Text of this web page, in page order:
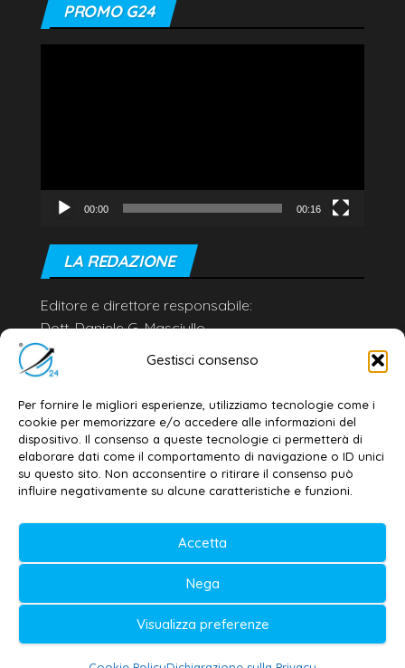
Gestisci consenso
Per fornire le migliori esperienze, utilizziamo tecnologie come i
cookie per memorizzare e/o accedere alle informazioni del
dispositivo. Il consenso a queste tecnologie ci permetterà di
elaborare dati come il comportamento di navigazione o ID unici
su questo sito. Non acconsentire o ritirare il consenso può
influire negativamente su alcune caratteristiche e funzioni.
Accetta
Nega
Visualizza preferenze
PROMO G24
00:00 00:16
LA REDAZIONE
Editore e direttore responsabile:
Dott. Daniele G. Masciullo
Email:
redazione@galatina24.it
Privacy policy–Cookie policy
© 2020-2026 | Galatina24 ®
Testata iscritta al n. 11/2020 Registro della
Stampa Tribunale di Lecce
Editore e direttore responsabile:
Daniele G. Masciullo
Galatina24 è marchio registrato dal Ministero
delle Imprese